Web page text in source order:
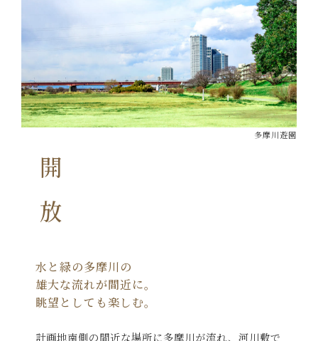
多摩川遊園
開放
水と緑の多摩川の
雄大な流れが間近に。
眺望としても楽しむ。
計画地南側の間近な場所に多摩川が流れ、 河川敷で